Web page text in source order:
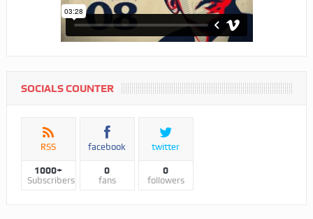
SOCIALS COUNTER
RSS
1000+
Subscribers
facebook
0
fans
twitter
0
followers